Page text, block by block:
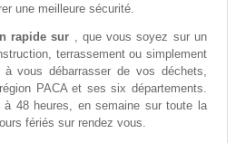
une meilleure sécurité.
rapide sur , que vous soyez sur un
terrassement ou simplement
vous débarrasser de vos déchets,
PACA et ses six départements.
à 48 heures, en semaine sur toute la
fériés sur rendez vous.